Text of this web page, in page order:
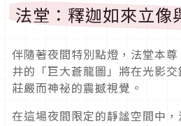
法堂：釋迦如來立像
伴隨著夜間特別點燈，法堂本
井的「巨大蒼龍圖」將在光影
莊嚴而神祕的震撼視覺。
在這場夜間限定的靜謐空間中